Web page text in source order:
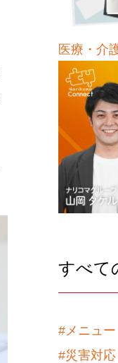
医療・介
すべて
#メニュー
#災害対応